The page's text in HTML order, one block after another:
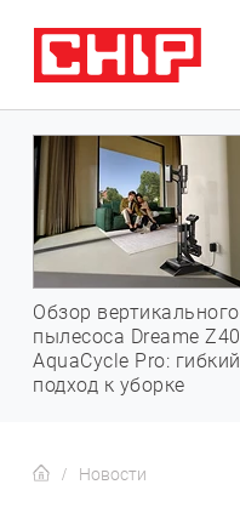
Обзор вертикального
пылесоса Dreame Z40
AquaCycle Pro: гибкий
подход к уборке
Новости